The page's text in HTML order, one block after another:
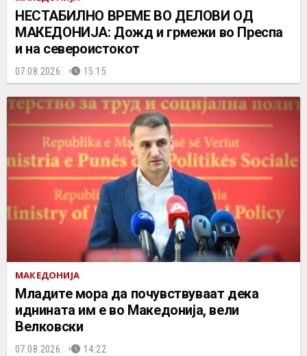
НЕСТАБИЛНО ВРЕМЕ ВО ДЕЛОВИ ОД
МАКЕДОНИЈА: Дожд и грмежи во Преспа
и на североистокот
07.08.2026. 15:15
МАКЕДОНИЈА
Младите мора да почувствуваат дека
иднината им е во Македонија, вели
Велковски
07.08.2026. 14:22